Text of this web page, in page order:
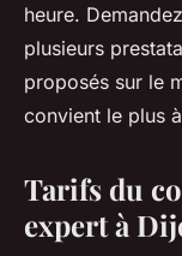
heure.
plusieurs
proposés sur le
convient le plus
Tarifs du
expert à